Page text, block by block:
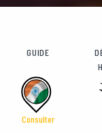
GUIDE
Consulter